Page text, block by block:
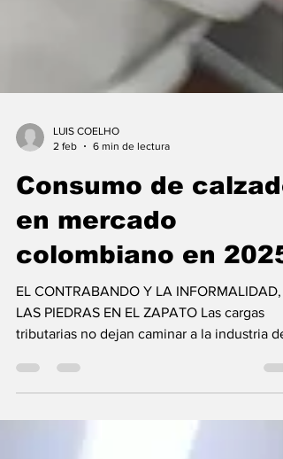
6 min de lectura
Consumo de
en mercado
colombiano en 2025
EL CONTRABANDO Y LA INFORMALIDAD,
LAS PIEDRAS EN EL ZAPATO Las cargas
tributarias no dejan caminar a la industria de